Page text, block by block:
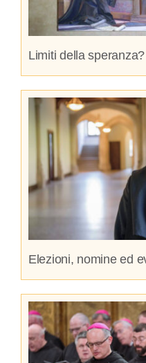
Limiti della speranza?
Elezioni, nomine ed